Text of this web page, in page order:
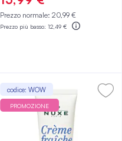
Prezzo normale: 20,99 €
Prezzo più basso: 12,49 €
codice: WOW
PROMOZIONE